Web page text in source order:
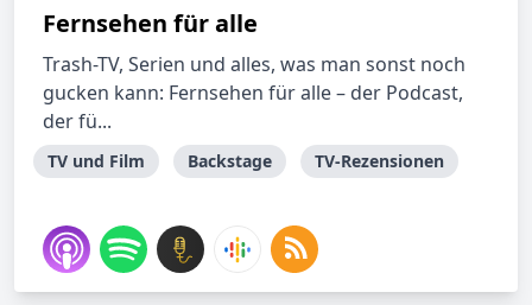
Fernsehen für alle
Trash-TV, Serien und alles, was man sonst noch
gucken kann: Fernsehen für alle – der Podcast,
der fü...
TV und Film Backstage TV-Rezensionen